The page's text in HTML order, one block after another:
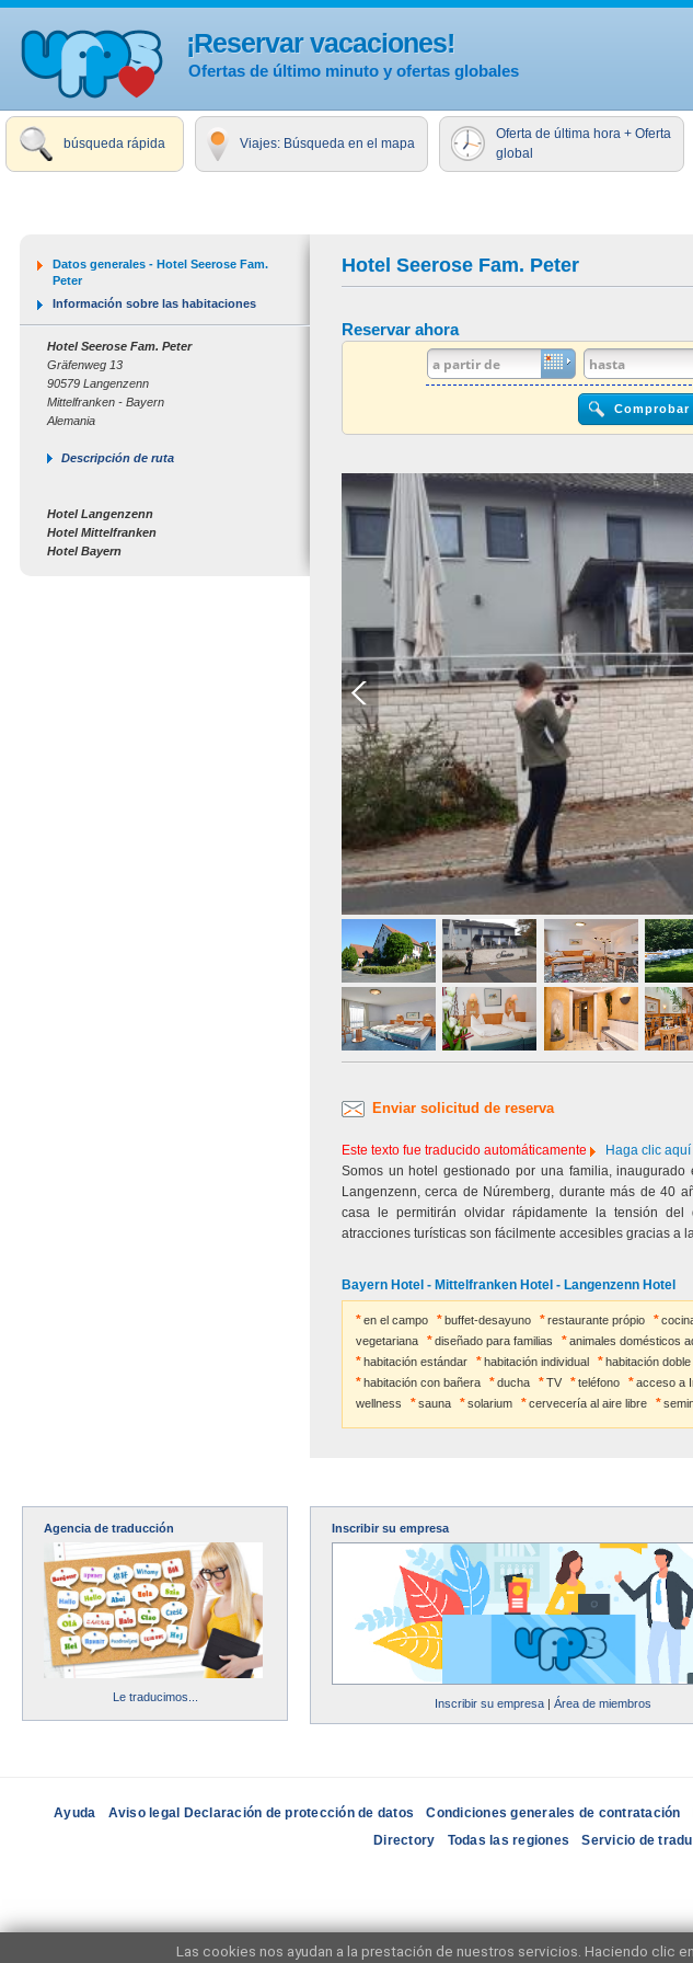
¡Reservar vacaciones!
Ofertas de último minuto y ofertas globales
búsqueda rápida Viajes: Búsqueda en el mapa
Oferta de última hora + Oferta
global
Hotel Seerose Fam. Peter
Reservar ahora
Enviar solicitud de reserva
Este texto fue traducido automáticamente
Haga clic
Somos un hotel gestionado por una familia,
Langenzenn, cerca de Núremberg, durante más de 40
casa le permitirán olvidar rápidamente la tensión
atracciones turísticas son fácilmente accesibles gracias a
Bayern Hotel - Mittelfranken Hotel - Langenzenn Hotel
en el campo buffet-desayuno restaurante própio
vegetariana
diseñado para familias animales domésticos
habitación estándar
habitación individual habitación doble
habitación con bañera
ducha TV teléfono acceso a
wellness
sauna solarium cervecería al aire libre
Datos generales - Hotel Seerose Fam.
Peter
Información sobre las habitaciones
Hotel Seerose Fam. Peter
Gräfenweg 13
90579 Langenzenn
Mittelfranken - Bayern
Alemania
Descripción de ruta
Hotel Langenzenn
Hotel Mittelfranken
Hotel Bayern
Agencia de traducción
Le traducimos...
Inscribir su empresa
Inscribir su empresa |Área de miembros
Ayuda Aviso legal Declaración de protección de datos Condiciones generales de contratación
Directory
Todas las regiones Servicio de
Las cookies nos ayudan a la prestación de nuestros servicios. Haciendo clic